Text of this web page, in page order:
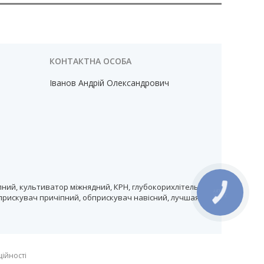
Іванов Андрій Олександрович
культиватор міжнядний, КРН, глубокорихлітель,
причіпний, обприскувач навісний, лучшая
КНОПКА
ЗВ'ЯЗКУ